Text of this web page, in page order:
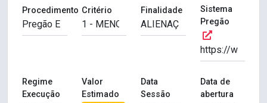
Procedimento Critério Finalidade
Sistema
Pregão
Regime
Execução
Valor
Estimado
Data
Sessão
Data de
abertura